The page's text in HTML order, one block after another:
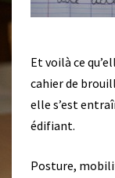
Et voilà ce
cahier de
elle s’est
édifiant.
Posture,